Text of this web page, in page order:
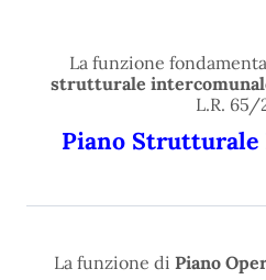
La funzione
strutturale
L.R. 65/
Piano
La funzione di Piano